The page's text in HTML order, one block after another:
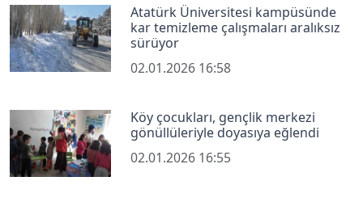
Atatürk Üniversitesi kampüsünde
kar temizleme çalışmaları aralıksız
sürüyor
02.01.2026 16:58
Köy çocukları, gençlik merkezi
gönüllüleriyle doyasıya eğlendi
02.01.2026 16:55